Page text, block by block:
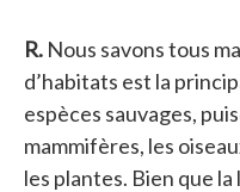
R. Nous savons tous
d’habitats est la
espèces sauvages,
mammifères, les
les plantes. Bien que